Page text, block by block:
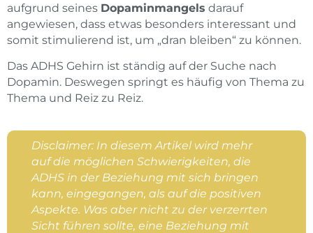
aufgrund seines Dopaminmangels darauf
angewiesen, dass etwas besonders interessant und
somit stimulierend ist, um „dran bleiben“ zu können.
Das ADHS Gehirn ist ständig auf der Suche nach
Dopamin. Deswegen springt es häufig von Thema zu
Thema und Reiz zu Reiz.
Disclaimer: In diesem Artikel wird mehr
auf die möglichen Schwierigkeiten, die
ADHS in der Beziehung mit sich bringen
kann, eingegangen, als auf die positiven
Aspekte. Was aber nicht zu der verzerrten
Sicht führen sollte, eine Beziehung mit